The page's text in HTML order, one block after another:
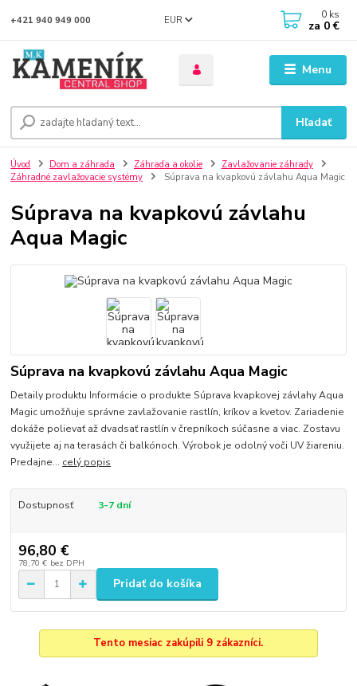
Menu
EUR
Hľadať
+421 940 949 000 0 ks
za 0 €
Úvod Dom a záhrada Záhrada a okolie
Zavlažovanie záhrady
Záhradné zavlažovacie systémy
Súprava na kvapkovú závlahu Aqua Magic
Súprava na kvapkovú závlahu
Aqua Magic
Súprava na kvapkovú závlahu Aqua Magic
Detaily produktu Informácie o produkte Súprava kvapkovej závlahy Aqua
Magic umožňuje správne zavlažovanie rastlín, kríkov a kvetov. Zariadenie
dokáže polievať až dvadsať rastlín v črepníkoch súčasne a viac. Zostavu
využijete aj na terasách či balkónoch. Výrobok je odolný voči UV žiareniu.
Predajne... celý popis
Dostupnosť 3-7 dní
96,80 €
78,70 € bez DPH
Pridať do košíka
Tento mesiac zakúpili 9 zákazníci.